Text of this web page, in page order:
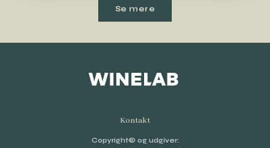
Se mere
Kontakt
Copyright© og udgiver: